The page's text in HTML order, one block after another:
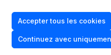
Quel est l'identifiant
Accepter tous les cookies
Continuez avec